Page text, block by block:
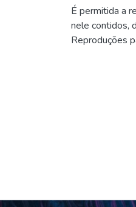
É permitida a
nele contidos,
Reproduções